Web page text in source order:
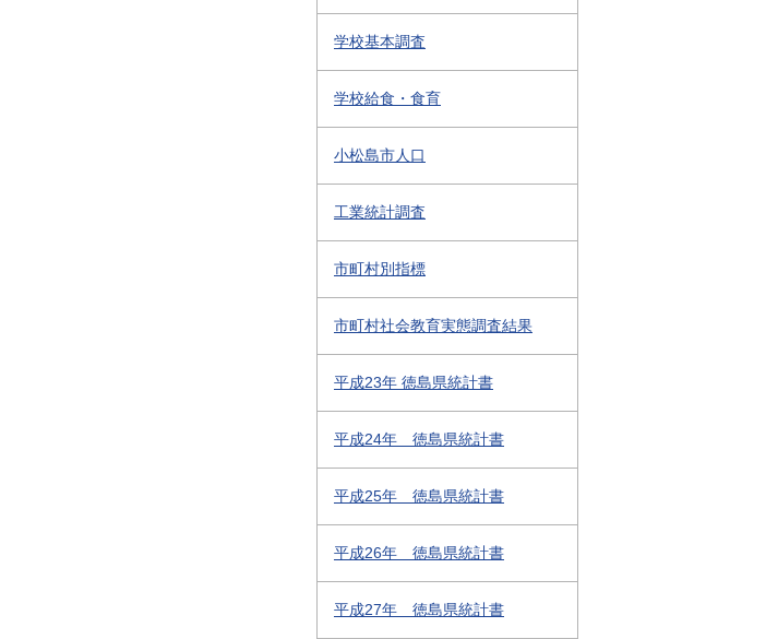
学校基本調査
学校給食・食育
小松島市人口
工業統計調査
市町村別指標
市町村社会教育実態調査結果
平成23年 徳島県統計書
平成24年 徳島県統計書
平成25年 徳島県統計書
平成26年 徳島県統計書
平成27年 徳島県統計書